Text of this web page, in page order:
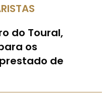
do Toural,
os
de